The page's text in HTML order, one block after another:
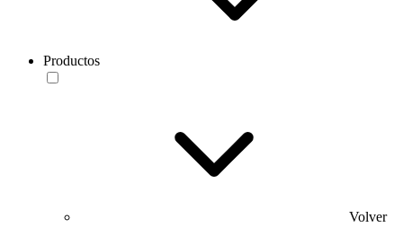
Productos
Volver